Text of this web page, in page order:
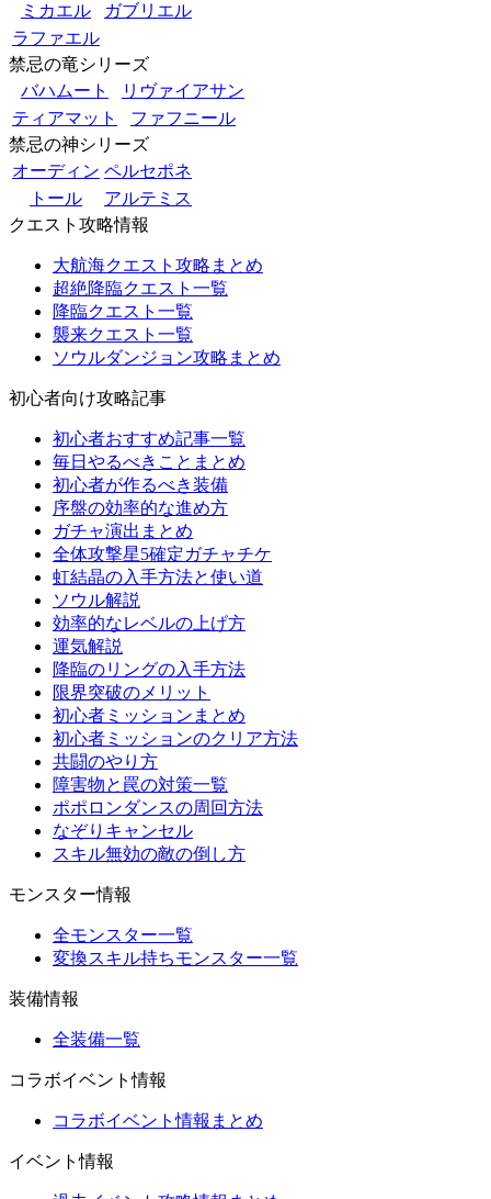
ミカエル
ガブリエル
ラファエル
禁忌の竜シリーズ
バハムート
リヴァイアサン
ティアマット
ファフニール
禁忌の神シリーズ
オーディン ペルセポネ
トール
アルテミス
クエスト攻略情報
大航海クエスト攻略まとめ
超絶降臨クエスト一覧
降臨クエスト一覧
襲来クエスト一覧
ソウルダンジョン攻略まとめ
初心者向け攻略記事
初心者おすすめ記事一覧
毎日やるべきことまとめ
初心者が作るべき装備
序盤の効率的な進め方
ガチャ演出まとめ
全体攻撃星5確定ガチャチケ
虹結晶の入手方法と使い道
ソウル解説
効率的なレベルの上げ方
運気解説
降臨のリングの入手方法
限界突破のメリット
初心者ミッションまとめ
初心者ミッションのクリア方法
共闘のやり方
障害物と罠の対策一覧
ポポロンダンスの周回方法
なぞりキャンセル
スキル無効の敵の倒し方
モンスター情報
全モンスター一覧
変換スキル持ちモンスター一覧
装備情報
全装備一覧
コラボイベント情報
コラボイベント情報まとめ
イベント情報